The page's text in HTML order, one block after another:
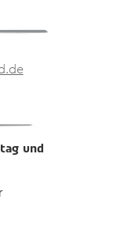
und